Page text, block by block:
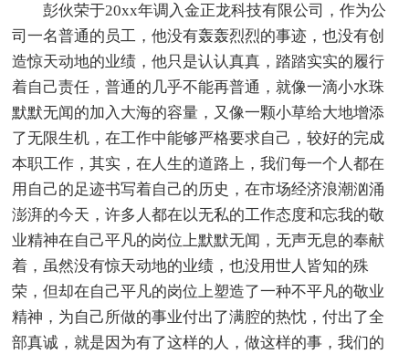
彭伙荣于20xx年调入金正龙科技有限公司，作为公
司一名普通的员工，他没有轰轰烈烈的事迹，也没有创
造惊天动地的业绩，他只是认认真真，踏踏实实的履行
着自己责任，普通的几乎不能再普通，就像一滴小水珠
默默无闻的加入大海的容量，又像一颗小草给大地增添
了无限生机，在工作中能够严格要求自己，较好的完成
本职工作，其实，在人生的道路上，我们每一个人都在
用自己的足迹书写着自己的历史，在市场经济浪潮汹涌
澎湃的今天，许多人都在以无私的工作态度和忘我的敬
业精神在自己平凡的岗位上默默无闻，无声无息的奉献
着，虽然没有惊天动地的业绩，也没用世人皆知的殊
荣，但却在自己平凡的岗位上塑造了一种不平凡的敬业
精神，为自己所做的事业付出了满腔的热忱，付出了全
部真诚，就是因为有了这样的人，做这样的事，我们的